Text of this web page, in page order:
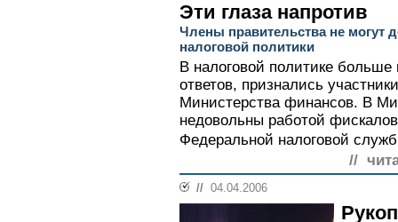
Эти глаза напротив
Члены правительства не могут
налоговой политики
В налоговой политике
ответов, признались
Министерства финансов. В
недовольны работой
Федеральной налоговой
//
// 04.04.2006